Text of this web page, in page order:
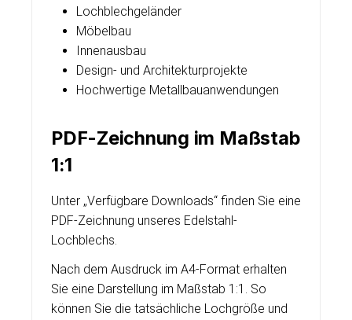
Lochblechgeländer
Möbelbau
Innenausbau
Design- und Architekturprojekte
Hochwertige Metallbauanwendungen
PDF-Zeichnung im Maßstab
1:1
Unter „Verfügbare Downloads“ finden Sie eine
PDF-Zeichnung unseres Edelstahl-
Lochblechs.
Nach dem Ausdruck im A4-Format erhalten
Sie eine Darstellung im Maßstab 1:1. So
können Sie die tatsächliche Lochgröße und